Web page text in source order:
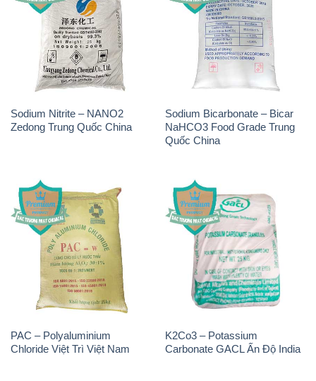
Sodium Nitrite – NANO2
Zedong Trung Quốc China
Sodium Bicarbonate – Bicar
NaHCO3 Food Grade Trung
Quốc China
PAC – Polyaluminium
Chloride Việt Trì Việt Nam
K2Co3 – Potassium
Carbonate GACL Ấn Độ India